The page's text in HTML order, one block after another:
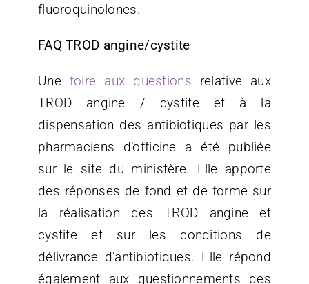
fluoroquinolones.
FAQ TROD angine/cystite
Une foire aux questions relative aux
TROD angine / cystite et à la
dispensation des antibiotiques par les
pharmaciens d’officine a été publiée
sur le site du ministère. Elle apporte
des réponses de fond et de forme sur
la réalisation des TROD angine et
cystite et sur les conditions de
délivrance d’antibiotiques. Elle répond
également aux questionnements des